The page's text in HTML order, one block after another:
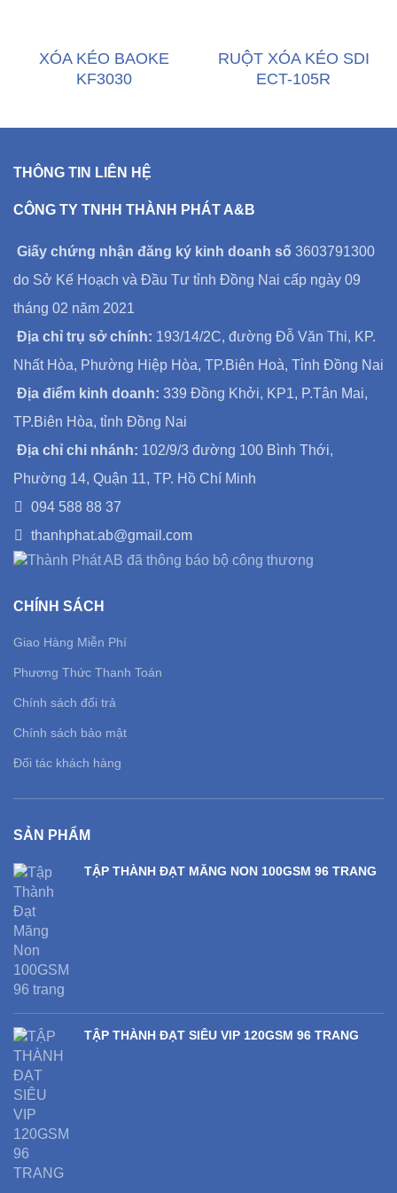
XÓA KÉO BAOKE
KF3030
RUỘT XÓA KÉO SDI
ECT-105R
THÔNG TIN LIÊN HỆ
CÔNG TY TNHH THÀNH PHÁT A&B
Giấy chứng nhận đăng ký kinh doanh số 3603791300
do Sở Kế Hoạch và Đầu Tư tỉnh Đồng Nai cấp ngày 09
tháng 02 năm 2021
Địa chỉ trụ sở chính: 193/14/2C, đường Đỗ Văn Thi, KP.
Nhất Hòa, Phường Hiệp Hòa, TP.Biên Hoà, Tỉnh Đồng Nai
Địa điểm kinh doanh: 339 Đồng Khởi, KP1, P.Tân Mai,
TP.Biên Hòa, tỉnh Đồng Nai
Địa chỉ chi nhánh: 102/9/3 đường 100 Bình Thới,
Phường 14, Quận 11, TP. Hồ Chí Minh
094 588 88 37
thanhphat.ab@gmail.com
CHÍNH SÁCH
Giao Hàng Miễn Phí
Phương Thức Thanh Toán
Chính sách đổi trả
Chính sách bảo mật
Đối tác khách hàng
SẢN PHẨM
TẬP THÀNH ĐẠT MĂNG NON 100GSM 96 TRANG
TẬP THÀNH ĐẠT SIÊU VIP 120GSM 96 TRANG